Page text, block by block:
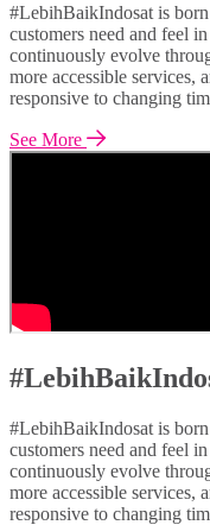
#LebihBaikIndosat is
customers need and feel
continuously evolve
more accessible services,
responsive to changing
See More
#LebihBaikIndosat is
customers need and feel
continuously evolve
more accessible services,
responsive to changing